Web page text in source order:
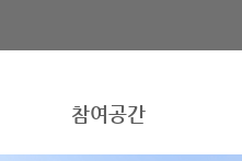
참여공간